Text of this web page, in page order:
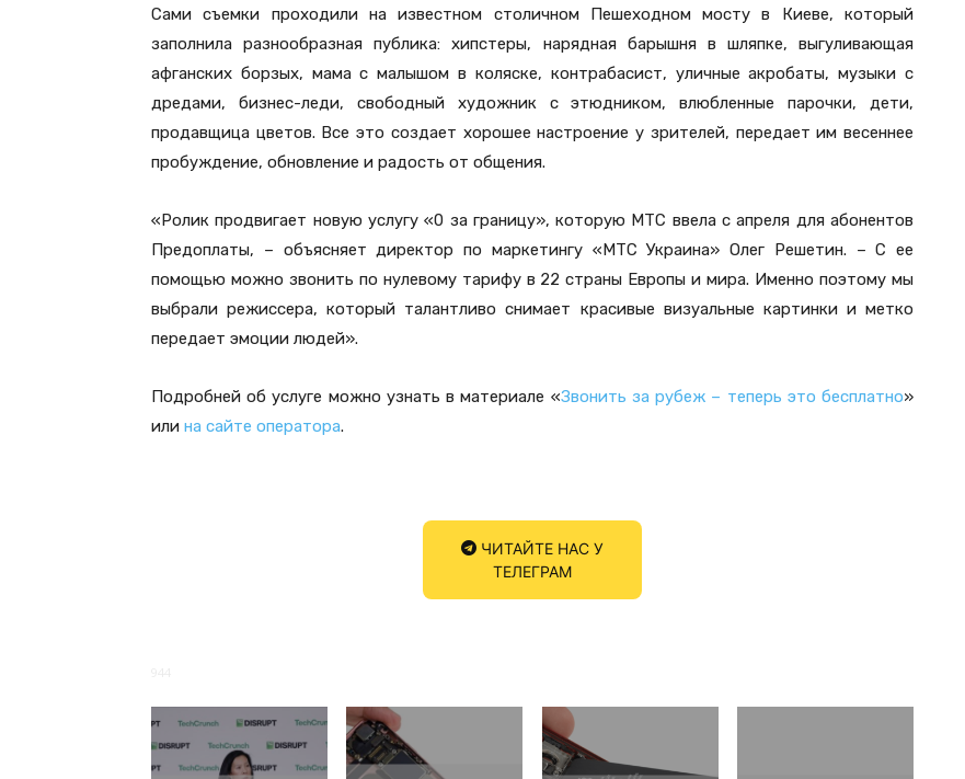
Сами съемки проходили на известном столичном Пешеходном мосту в Киеве, который
заполнила разнообразная публика: хипстеры, нарядная барышня в шляпке, выгуливающая
афганских борзых, мама с малышом в коляске, контрабасист, уличные акробаты, музыки с
дредами, бизнес-леди, свободный художник с этюдником, влюбленные парочки, дети,
продавщица цветов. Все это создает хорошее настроение у зрителей, передает им весеннее
пробуждение, обновление и радость от общения.
«Ролик продвигает новую услугу «0 за границу», которую МТС ввела с апреля для абонентов
Предоплаты, – объясняет директор по маркетингу «МТС Украина» Олег Решетин. – С ее
помощью можно звонить по нулевому тарифу в 22 страны Европы и мира. Именно поэтому мы
выбрали режиссера, который талантливо снимает красивые визуальные картинки и метко
передает эмоции людей».
Подробней об услуге можно узнать в материале «Звонить за рубеж – теперь это бесплатно»
или на сайте оператора.
ЧИТАЙТЕ НАС У
ТЕЛЕГРАМ